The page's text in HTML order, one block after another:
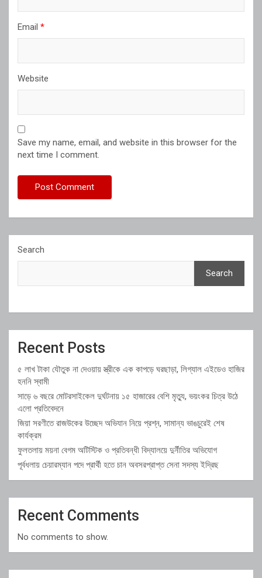
Email *
Website
Save my name, email, and website in this browser for the
next time I comment.
Search
Search
Recent Posts
৫ লাখ টাকা যৌতুক না দেওয়ায় স্ত্রীকে এক কাপড়ে ঘরছাড়া, লিগ্যাল এইডেও হাজির
হননি স্বামী
সাড়ে ৬ বছরে মোটরসাইকেল দুর্ঘটনায় ১৫ হাজারের বেশি মৃত্যু, ভয়ংকর চিত্র উঠে
এলো প্রতিবেদনে
জিয়া সরণীতে রাজউকের উচ্ছেদ অভিযান নিয়ে প্রশ্ন, সামান্য ভাঙচুরেই শেষ
কার্যক্রম
ফুলতলায় ময়না বেগম অটিস্টিক ও প্রতিবন্ধী বিদ্যালয়ে দুর্নীতির অভিযোগ
পূর্বধলায় চেয়ারম্যান পদে প্রার্থী হতে চান অবসরপ্রাপ্ত সেনা সদস্য ইদ্রিছ
Recent Comments
No comments to show.